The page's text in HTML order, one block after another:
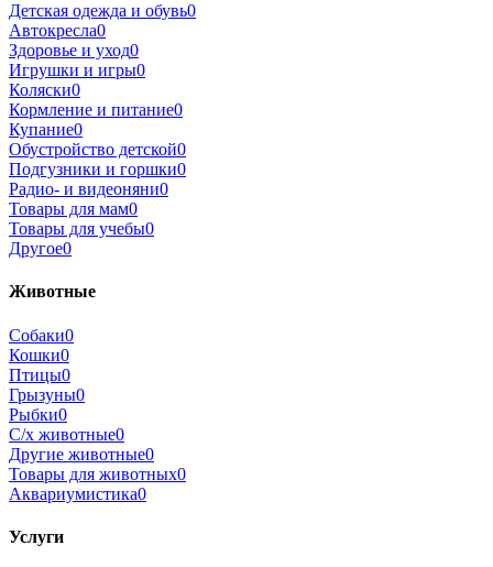
Детская одежда и обувь0
Автокресла0
Здоровье и уход0
Игрушки и игры0
Коляски0
Кормление и питание0
Купание0
Обустройство детской0
Подгузники и горшки0
Радио- и видеоняни0
Товары для мам0
Товары для учебы0
Другое0
Животные
Собаки0
Кошки0
Птицы0
Грызуны0
Рыбки0
С/х животные0
Другие животные0
Товары для животных0
Аквариумистика0
Услуги